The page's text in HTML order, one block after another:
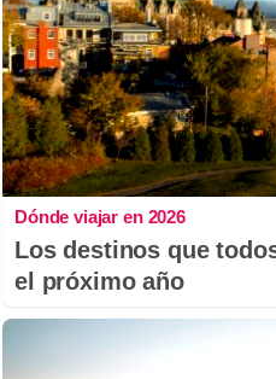
Dónde viajar en 2026
Los destinos que
el próximo año